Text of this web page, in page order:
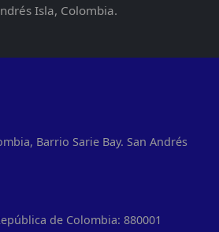
Isla, Colombia.
Barrio Sarie Bay. San Andrés
de Colombia: 880001